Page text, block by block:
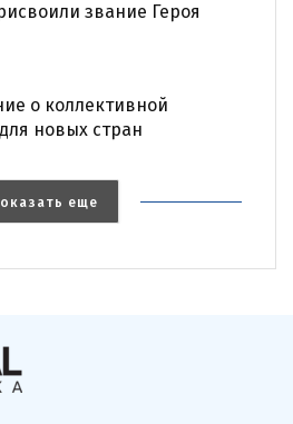
звание Героя
о коллективной
новых стран
еще